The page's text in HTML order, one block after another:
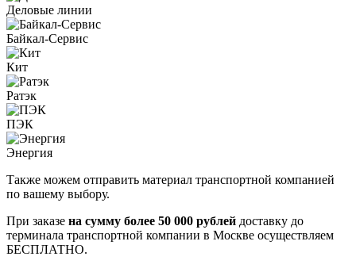
Деловые линии
Байкал-Сервис
Кит
Ратэк
ПЭК
Энергия
Также можем отправить материал транспортной компанией
по вашему выбору.
При заказе на сумму более 50 000 рублей доставку до
терминала транспортной компании в Москве осуществляем
БЕСПЛАТНО.